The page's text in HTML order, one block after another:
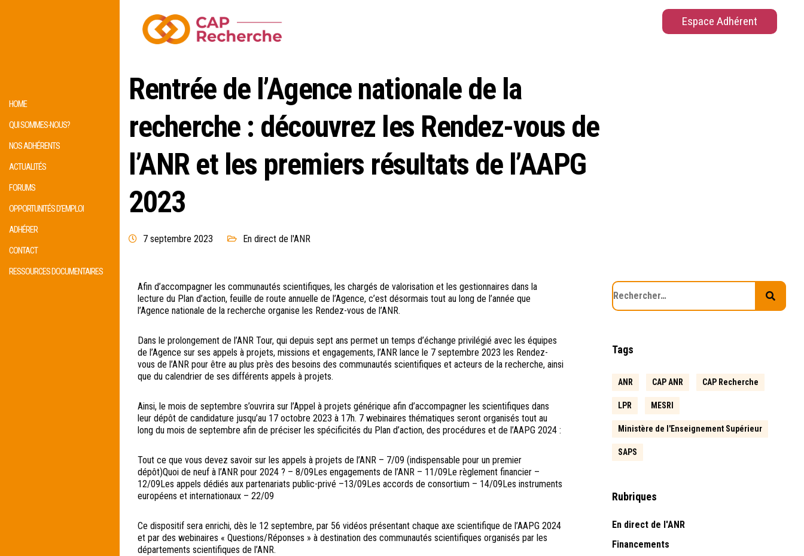
HOME
QUI SOMMES-NOUS?
NOS ADHÉRENTS
ACTUALITÉS
FORUMS
OPPORTUNITÉS D’EMPLOI
ADHÉRER
CONTACT
RESSOURCES DOCUMENTAIRES
Espace Adhérent
Rentrée de l’Agence nationale de la
recherche : découvrez les Rendez-vous de
l’ANR et les premiers résultats de l’AAPG
2023
7 septembre 2023 En direct de l'ANR
Afin d’accompagner les communautés scientifiques, les chargés de valorisation et les gestionnaires dans la
lecture du Plan d’action, feuille de route annuelle de l’Agence, c’est désormais tout au long de l’année que
l’Agence nationale de la recherche organise les Rendez-vous de l’ANR.
Dans le prolongement de l’ANR Tour, qui depuis sept ans permet un temps d’échange privilégié avec les équipes
de l’Agence sur ses appels à projets, missions et engagements, l’ANR lance le 7 septembre 2023 les Rendez-
vous de l’ANR pour être au plus près des besoins des communautés scientifiques et acteurs de la recherche, ainsi
que du calendrier de ses différents appels à projets.
Ainsi, le mois de septembre s’ouvrira sur l’Appel à projets générique afin d’accompagner les scientifiques dans
leur dépôt de candidature jusqu’au 17 octobre 2023 à 17h. 7 webinaires thématiques seront organisés tout au
long du mois de septembre afin de préciser les spécificités du Plan d’action, des procédures et de l’AAPG 2024 :
Tout ce que vous devez savoir sur les appels à projets de l’ANR – 7/09 (indispensable pour un premier
dépôt)Quoi de neuf à l’ANR pour 2024 ? – 8/09Les engagements de l’ANR – 11/09Le règlement financier –
12/09Les appels dédiés aux partenariats public-privé –13/09Les accords de consortium – 14/09Les instruments
européens et internationaux – 22/09
Ce dispositif sera enrichi, dès le 12 septembre, par 56 vidéos présentant chaque axe scientifique de l’AAPG 2024
et par des webinaires « Questions/Réponses » à destination des communautés scientifiques organisés par les
départements scientifiques de l’ANR.
Tags
ANR CAP ANR CAP Recherche
LPR MESRI
Ministère de l'Enseignement Supérieur
SAPS
Rubriques
En direct de l'ANR
Financements